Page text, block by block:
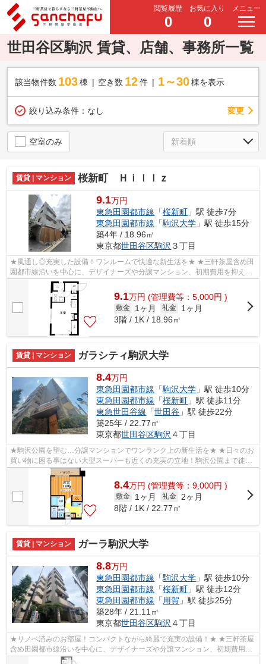
閲覧履歴
0
お気に入り
0
メニュー
世田谷区駒沢 賃貸、店舗、事務所一覧
該当物件数 103棟 空き数 12 件 1～30 棟を表示
絞り込み条件： なし 変更
空室のみ
賃貸 | マンション 桜新町 Ｈｉｌｌｚ
9.1万円
東急田園都市線 「桜新町 」駅 徒歩7分
東急田園都市線 「駒沢大学 」駅 徒歩15分
築4年 / 18.96㎡
東京都世田谷区駒沢 ３丁目
★風通し◎充実した設備！ワンルームで快適な新生活を★ ★三軒茶屋含め田
園都市線沿いを中心に、デザイナーズや分譲マンション、初期費用を抑えた
部屋探しはぜひ当社にお任せください♪よ...
9.1万円 (管理費等：5,000円 )
敷金 1ヶ月 礼金
1ヶ月
3階 / 1K / 18.96㎡
賃貸 | マンション ガラシティ駒沢大学
8.4万円
東急田園都市線 「駒沢大学 」駅 徒歩10分
東急田園都市線 「桜新町 」駅 徒歩11分
東急世田谷線 「世田谷 」駅 徒歩22分
築25年 / 22.77㎡
東京都世田谷区駒沢 ４丁目
★駒沢公園を望む…分譲マンションでワンランク上の新生活を★ ★日々のお
買い物に困る事はない大型スーパーも近くの充実の立地！駒沢公園まで徒歩
で3分程ですので休日には散歩がてら公園...
8.4万円 (管理費等：9,000円 )
敷金 1ヶ月 礼金
2ヶ月
8階 / 1K / 22.77㎡
賃貸 | マンション ガーラ駒沢大学
8.8万円
東急田園都市線 「駒沢大学 」駅 徒歩10分
東急田園都市線 「桜新町 」駅 徒歩12分
東急田園都市線 「 用賀 」駅 徒歩25分
築28年 / 21.11㎡
東京都世田谷区駒沢 ４丁目
★リノベ済みのお部屋！コンパクトながら綺麗で充実の設備！★ ★三軒茶屋
含め田園都市線沿いを中心に、デザイナーズや分譲マンション、初期費用を
抑えた部屋探しはぜひ当社にお任せくだ...